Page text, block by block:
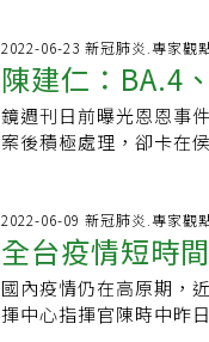
的審查比照全新的藥物
配為標準組及試驗組。
上臨床試驗設有排除條
的創傷弧菌感染症研究
合併第三代頭孢菌素治
調整。」莊銀清呼籲，
藥進行臨床試驗並不合
法取得。」特別是不少
台灣的病人而言，是一
RWE衛福部食藥署藥品
的0+7，但逐漸仍要轉
「我認為台灣10月中就
會對於解封的適應，重
題，是有「心理上的
心觀奇流感的雙重夾擊
外，除了戴口罩、請勤
病毒及流行性感冒病毒。
「應該不會在10月上旬
管制措施，一旦10月開
改成發快篩，減少出關
境大約費時1小時，但
量出入。
張上淳今天表示，口罩
入國內社區，若大家都
率不低，但長者施打率
少長者會因染疫死亡。
調整。先前為鼓勵長者
數量很充足，後續不會
疫苗。對於長輩未接種
接種為主，且評估BA.5
考慮長者接種率，但不
2022-06-23 新冠肺炎.專家觀
陳建仁：BA.4
鏡週刊日前曝光恩恩事
案後積極處理，卻卡在
比大人更緊急，「緊急
「新聞不芹菜」專訪，
來台灣是遲早的問題，
防作用，他也呼籲長者
疫苗。對於台灣何時解
2022-06-09 新冠肺炎.專家觀
全台疫情短時
國內疫情仍在高原期，
揮中心指揮官陳時中昨